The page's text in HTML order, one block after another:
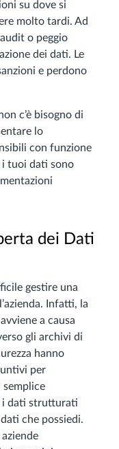
su dove si
molto tardi. Ad
o peggio
dei dati. Le
e perdono
c’è bisogno di
lo
con funzione
i tuoi dati sono
dei Dati
gestire una
Infatti, la
a causa
gli archivi di
hanno
per
semplice
i dati strutturati
che possiedi.